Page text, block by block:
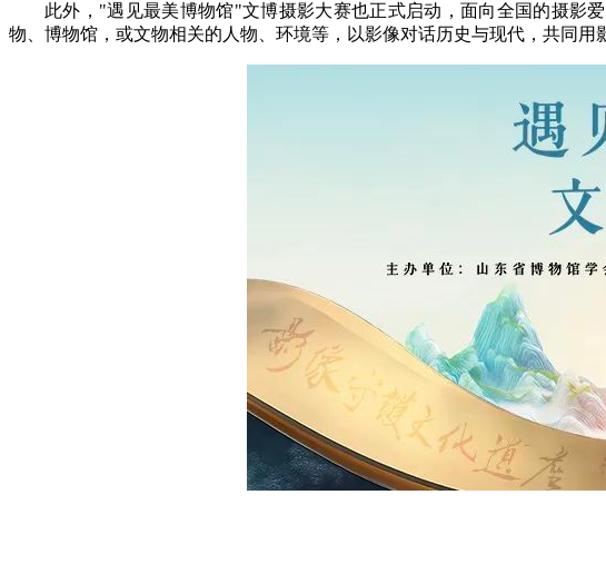
此外，"遇见最美博物馆"文博摄影大赛也正式启动，面向全国的摄影
物、博物馆，或文物相关的人物、环境等，以影像对话历史与现代，共同用